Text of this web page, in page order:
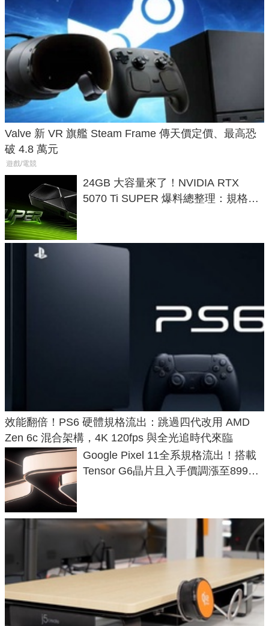
Valve 新 VR 旗艦 Steam Frame 傳天價定價、最高恐
破 4.8 萬元
遊戲/電競
24GB 大容量來了！NVIDIA RTX
5070 Ti SUPER 爆料總整理：規格、
效能翻倍！PS6 硬體規格流出：跳過四代改用 AMD
Zen 6c 混合架構，4K 120fps 與全光追時代來臨
Google Pixel 11全系規格流出！搭載
Tensor G6晶片且入手價調漲至899美